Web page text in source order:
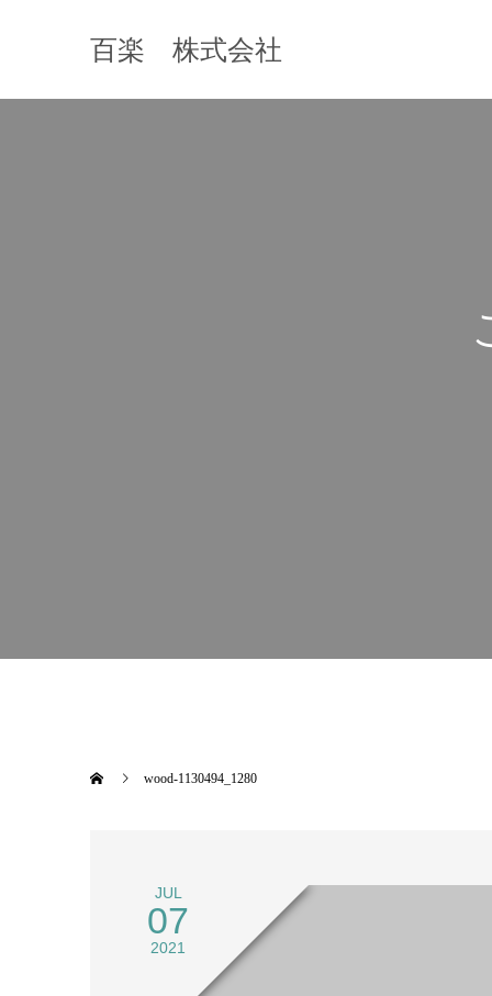
百楽 株式会社
wood-1130494_1280
JUL
07
2021